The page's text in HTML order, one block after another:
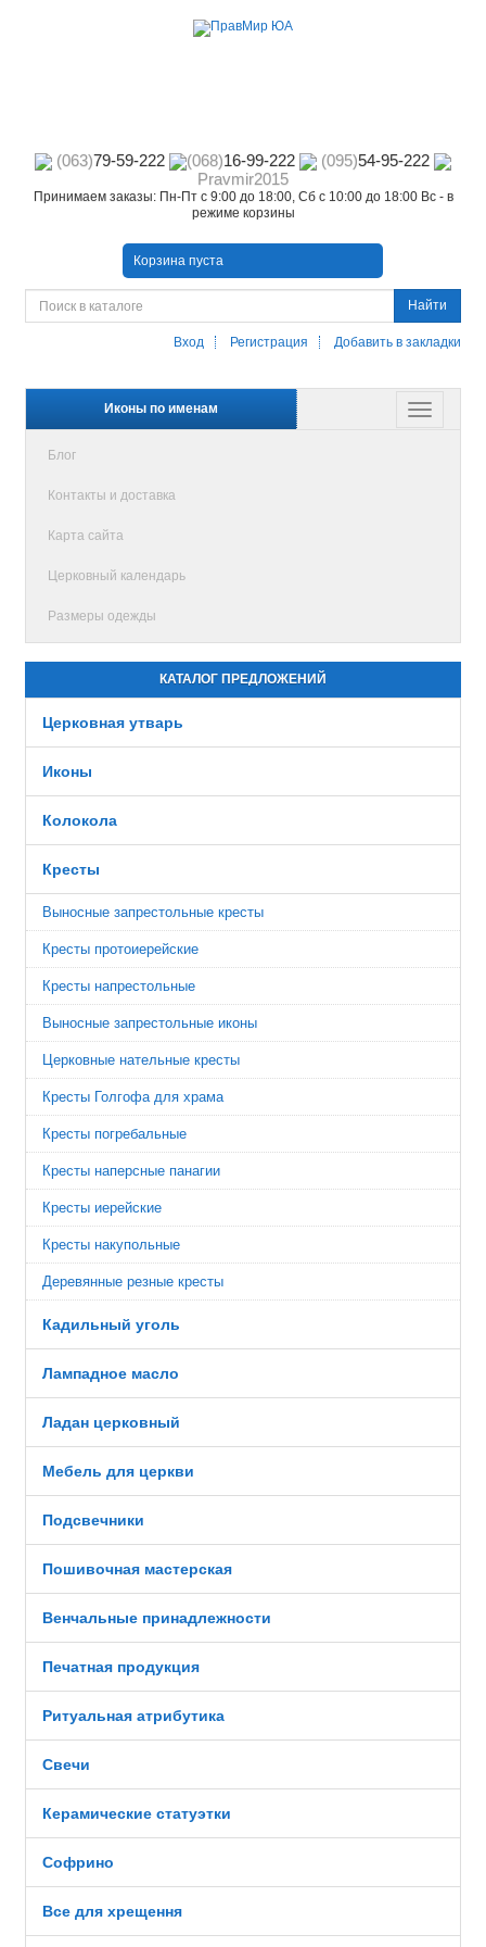
(063)79-59-222 (068)16-99-222 (095)54-95-222
Pravmir2015
Принимаем заказы: Пн-Пт с 9:00 до 18:00, Сб с 10:00 до 18:00 Вс - в
режиме корзины
Корзина пуста
Найти
Вход Регистрация Добавить в закладки
Иконы по именам
Блог
Контакты и доставка
Карта сайта
Церковный календарь
Размеры одежды
КАТАЛОГ ПРЕДЛОЖЕНИЙ
Церковная утварь
Иконы
Колокола
Кресты
Выносные запрестольные кресты
Кресты протоиерейские
Кресты напрестольные
Выносные запрестольные иконы
Церковные нательные кресты
Кресты Голгофа для храма
Кресты погребальные
Кресты наперсные панагии
Кресты иерейские
Кресты накупольные
Деревянные резные кресты
Кадильный уголь
Лампадное масло
Ладан церковный
Мебель для церкви
Подсвечники
Пошивочная мастерская
Венчальные принадлежности
Печатная продукция
Ритуальная атрибутика
Свечи
Керамические статуэтки
Софрино
Все для хрещення